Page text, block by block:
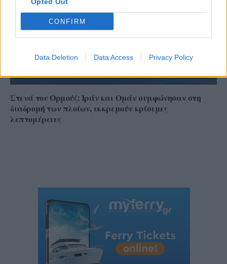
CONFIRM
Data Deletion Data Access Privacy Policy
Στενά του Ορμούζ: Ιράν και Ομάν συμφώνησαν στη
διαδρομή των πλοίων, εκκρεμούν κρίσιμες
λεπτομέρειες